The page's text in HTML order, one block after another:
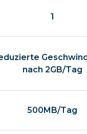
1
nach 2GB/Tag
500MB/Tag